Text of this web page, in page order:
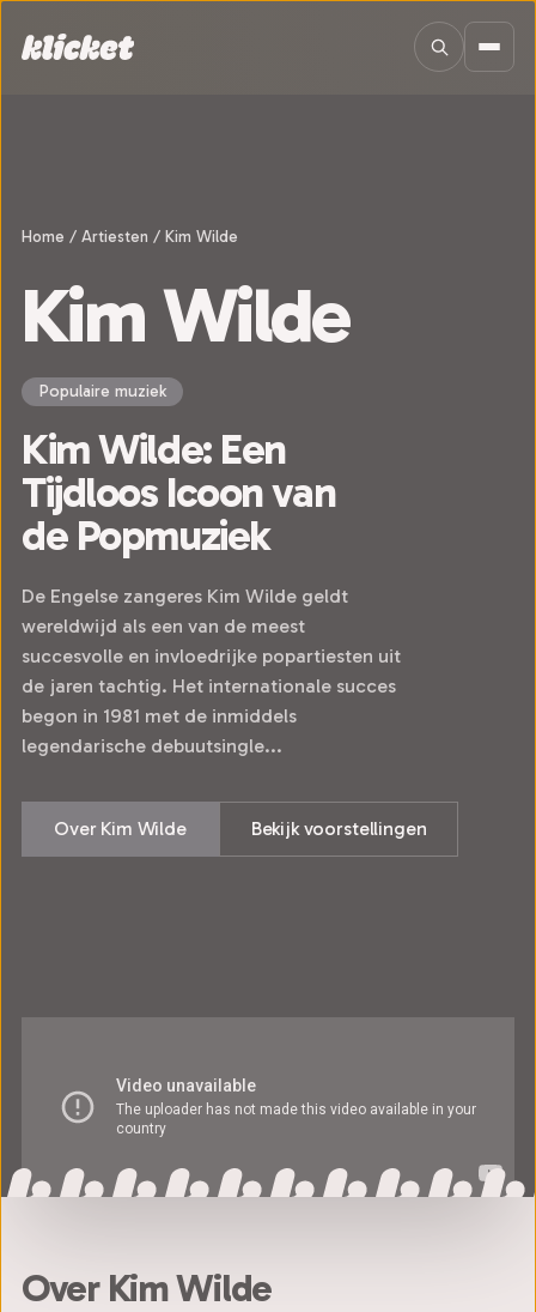
Home / Artiesten / Kim Wilde
Kim Wilde
Populaire muziek
Kim Wilde: Een
Tijdloos Icoon van
de Popmuziek
De Engelse zangeres Kim Wilde geldt
wereldwijd als een van de meest
succesvolle en invloedrijke popartiesten uit
de jaren tachtig. Het internationale succes
begon in 1981 met de inmiddels
legendarische debuutsingle...
Over Kim Wilde Bekijk voorstellingen
Over Kim Wilde